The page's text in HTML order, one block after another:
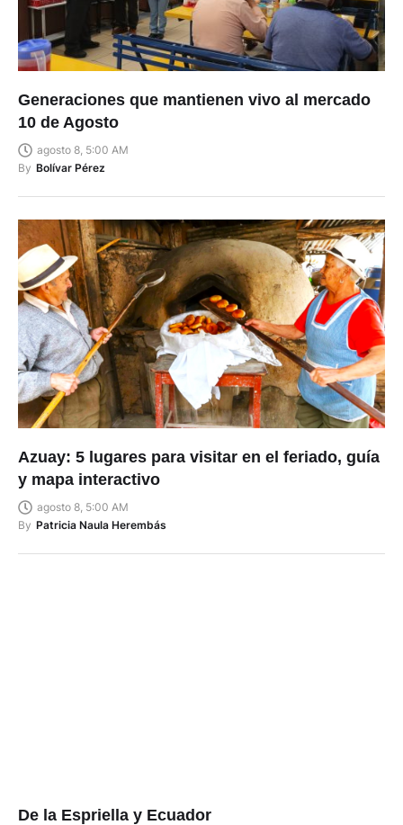
Generaciones que mantienen vivo al mercado
10 de Agosto
agosto 8, 5:00 AM
By Bolívar Pérez
Azuay: 5 lugares para visitar en el feriado, guía
y mapa interactivo
agosto 8, 5:00 AM
By Patricia Naula Herembás
De la Espriella y Ecuador